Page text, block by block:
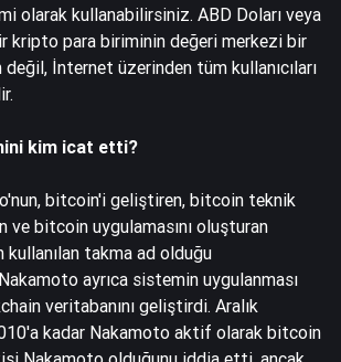
olarak kullanabilirsiniz. ABD Doları veya
kripto para biriminin değeri merkezi bir
İnternet üzerinden tüm kullanıcıları
kim icat etti?
bitcoin'i geliştiren, bitcoin teknik
ve bitcoin uygulamasını oluşturan
kullanılan takma ad olduğu
ayrıca sistemin uygulanması
veritabanını geliştirdi. Aralık
kadar Nakamoto aktif olarak bitcoin